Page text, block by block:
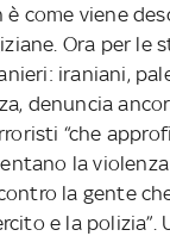
è come viene
Ora per le
iraniani,
denuncia
“che
la
la gente
e la polizia”.